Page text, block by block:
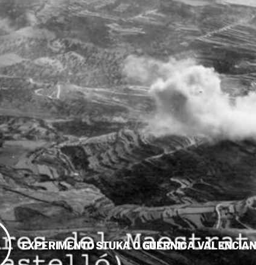
EXPERIMENTO STUKA O GUERNICA